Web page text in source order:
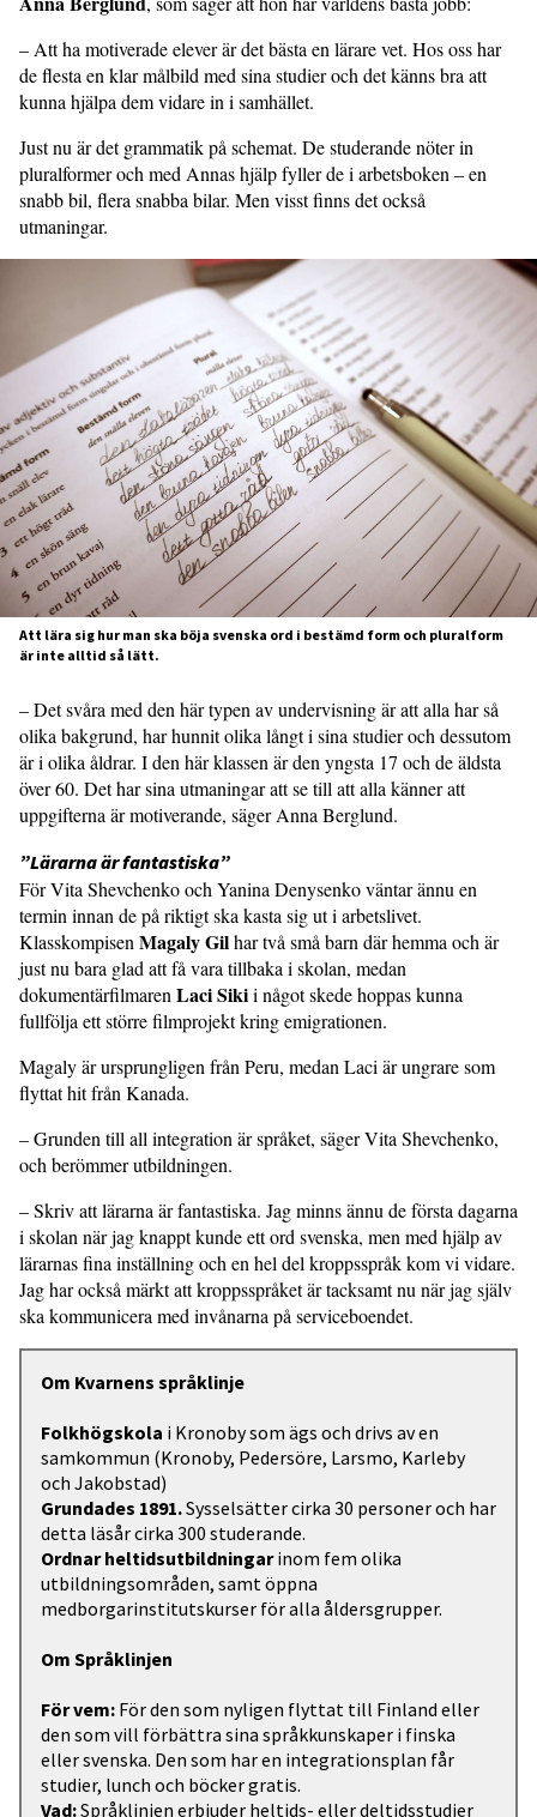
– Att ha motiverade elever är det bästa en lärare vet. Hos oss har
de flesta en klar målbild med sina studier och det känns bra att
kunna hjälpa dem vidare in i samhället.
Just nu är det grammatik på schemat. De studerande nöter in
pluralformer och med Annas hjälp fyller de i arbetsboken – en
snabb bil, flera snabba bilar. Men visst finns det också
utmaningar.
Att lära sig hur man ska böja svenska ord i bestämd form och pluralform
är inte alltid så lätt.
– Det svåra med den här typen av undervisning är att alla har så
olika bakgrund, har hunnit olika långt i sina studier och dessutom
är i olika åldrar. I den här klassen är den yngsta 17 och de äldsta
över 60. Det har sina utmaningar att se till att alla känner att
uppgifterna är motiverande, säger Anna Berglund.
”Lärarna är fantastiska”
För Vita Shevchenko och Yanina Denysenko väntar ännu en
termin innan de på riktigt ska kasta sig ut i arbetslivet.
Klasskompisen Magaly Gilhar två små barn där hemma och är
just nu bara glad att få vara tillbaka i skolan, medan
dokumentärfilmaren Laci Sikii något skede hoppas kunna
fullfölja ett större filmprojekt kring emigrationen.
Magaly är ursprungligen från Peru, medan Laci är ungrare som
flyttat hit från Kanada.
– Grunden till all integration är språket, säger Vita Shevchenko,
och berömmer utbildningen.
– Skriv att lärarna är fantastiska. Jag minns ännu de första dagarna
i skolan när jag knappt kunde ett ord svenska, men med hjälp av
lärarnas fina inställning och en hel del kroppsspråk kom vi vidare.
Jag har också märkt att kroppsspråket är tacksamt nu när jag själv
ska kommunicera med invånarna på serviceboendet.
Om Kvarnens språklinje
Folkhögskola i Kronoby som ägs och drivs av en
samkommun (Kronoby, Pedersöre, Larsmo, Karleby
och Jakobstad)
Grundades 1891.Sysselsätter cirka 30 personer och har
detta läsår cirka 300 studerande.
Ordnar heltidsutbildningarinom fem olika
utbildningsområden, samt öppna
medborgarinstitutskurser för alla åldersgrupper.
Om Språklinjen
För vem: För den som nyligen flyttat till Finland eller
den som vill förbättra sina språkkunskaper i finska
eller svenska. Den som har en integrationsplan får
studier, lunch och böcker gratis.
Vad:Språklinjen erbjuder heltids- eller deltidsstudier